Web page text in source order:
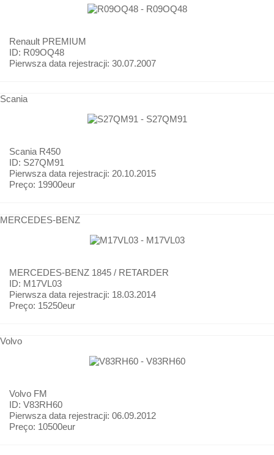
Renault PREMIUM
ID: R09OQ48
Pierwsza data rejestracji: 30.07.2007
Scania
Scania R450
ID: S27QM91
Pierwsza data rejestracji: 20.10.2015
Preço: 19900eur
MERCEDES-BENZ
MERCEDES-BENZ 1845 / RETARDER
ID: M17VL03
Pierwsza data rejestracji: 18.03.2014
Preço: 15250eur
Volvo
Volvo FM
ID: V83RH60
Pierwsza data rejestracji: 06.09.2012
Preço: 10500eur